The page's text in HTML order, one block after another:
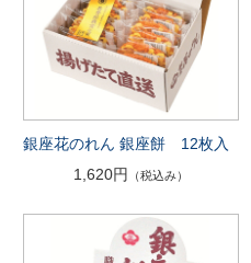
銀座花のれん 銀座餅 12枚入
1,620円
（税込み）